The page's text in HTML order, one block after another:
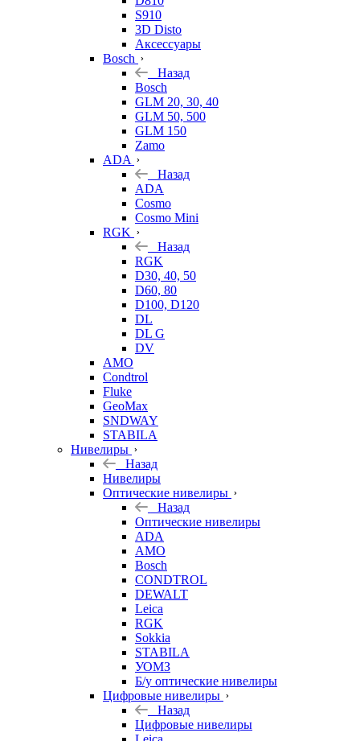
S910
3D Disto
Аксессуары
Bosch
Назад
Bosch
GLM 20, 30, 40
GLM 50, 500
GLM 150
Zamo
ADA
Назад
ADA
Cosmo
Cosmo Mini
RGK
Назад
RGK
D30, 40, 50
D60, 80
D100, D120
DL
DL G
DV
AMO
Condtrol
Fluke
GeoMax
SNDWAY
STABILA
Нивелиры
Назад
Нивелиры
Оптические нивелиры
Назад
Оптические нивелиры
ADA
AMO
Bosch
CONDTROL
DEWALT
Leica
RGK
Sokkia
STABILA
УОМЗ
Б/у оптические нивелиры
Цифровые нивелиры
Назад
Цифровые нивелиры